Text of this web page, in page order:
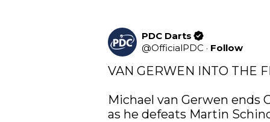
PDC Darts
@OfficialPDC · Follow
VAN GERWEN INTO THE
Michael van Gerwen ends
as he defeats Martin